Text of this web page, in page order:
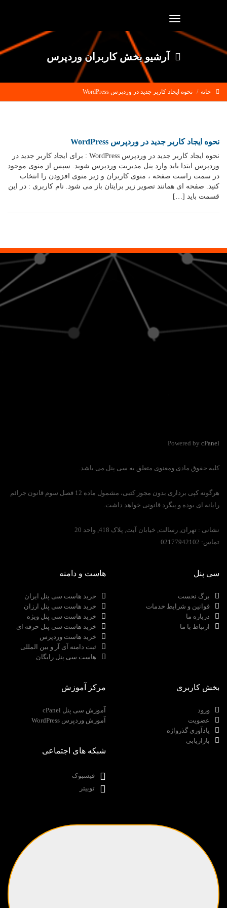
Toggle
navigation
آرشیو بخش کاربران وردپرس
خانه نحوه ایجاد کاربر جدید در وردپرس WordPress
نحوه ایجاد کاربر جدید در وردپرس WordPress
نحوه ایجاد کاربر جدید در وردپرس WordPress : برای ایجاد کاربر جدید در
وردپرس ابتدا باید وارد پنل مدیریت وردپرس شوید. سپس از منوی موجود
در سمت راست صفحه ، منوی کاربران و زیر منوی افزودن را انتخاب
کنید. صفحه ای همانند تصویر زیر برایتان باز می شود. نام کاربری : در این
قسمت باید […]
Powered by cPanel
کلیه حقوق مادی ومعنوی متعلق به سی پنل می باشد.
هرگونه کپی برداری بدون مجوز کتبی، مشمول ماده 12 فصل سوم قانون جرائم
رایانه ای بوده و پیگرد قانونی خواهد داشت.
نشانی : تهران, رسالت, خیابان آیت, پلاک 418, واحد 20
تماس:
سی پنل
برگ نخست
قوانین و شرایط خدمات
درباره ما
ارتباط با ما
هاست و دامنه
خرید هاست سی پنل ایران
خرید هاست سی پنل ارزان
خرید هاست سی پنل ویژه
خرید هاست سی پنل حرفه ای
خرید هاست وردپرس
ثبت دامنه آی آر و بین المللی
هاست سی پنل رایگان
بخش کاربری
ورود
عضویت
یادآوری گذرواژه
بازاریابی
مرکز آموزش
آموزش سی پنل cPanel
آموزش وردپرس WordPress
شبکه های اجتماعی
فیسبوک
توییتر